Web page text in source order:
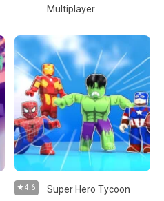
Multiplayer
4.6 Super Hero Tycoon